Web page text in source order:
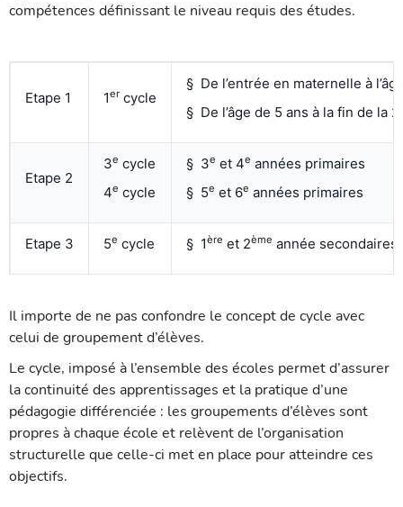
compétences définissant le niveau requis des études.
Etape 1 1er cycle
§ De l’entrée en maternelle à
§ De l’âge de 5 ans à la fin de la 2
Etape 2
3e cycle
4e cycle
§ 3e et 4e années primaires
§ 5e et 6e années primaires
Etape 3 5e cycle § 1ère et 2ème année secondaires
Il importe de ne pas confondre le concept de cycle avec
celui de groupement d’élèves.
Le cycle, imposé à l’ensemble des écoles permet d’assurer
la continuité des apprentissages et la pratique d’une
pédagogie différenciée : les groupements d’élèves sont
propres à chaque école et relèvent de l’organisation
structurelle que celle-ci met en place pour atteindre ces
objectifs.